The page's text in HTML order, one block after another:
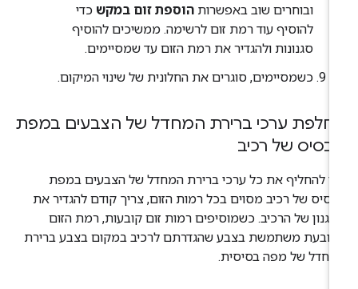
ובוחרים שוב באפשרותהוספת זום במקשכדי
להוסיף עוד רמת זום לרשימה. ממשיכים להוסיף
סגנונות ולהגדיר את רמת הזום עד שמסיימים.
כשמסיימים, סוגרים את החלונית של שינוי המיקום.
ערכי ברירת המחדל של הצבעים במפת
של רכיב
להחליף את כל ערכי ברירת המחדל של הצבעים במפת
של רכיב מסוים בכל רמות הזום, צריך קודם להגדיר את
של הרכיב. כשמוסיפים רמות זום קובעות, רמת הזום
משתמשת בצבע שהגדרתם לרכיב במקום בצבע ברירת
של מפה בסיסית.